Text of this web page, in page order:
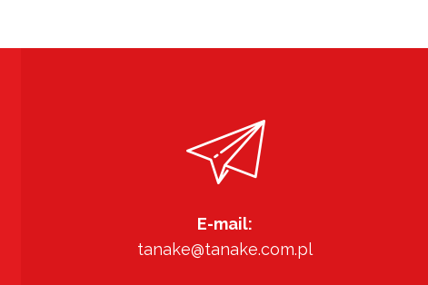
E-mail:
tanake@tanake.com.pl